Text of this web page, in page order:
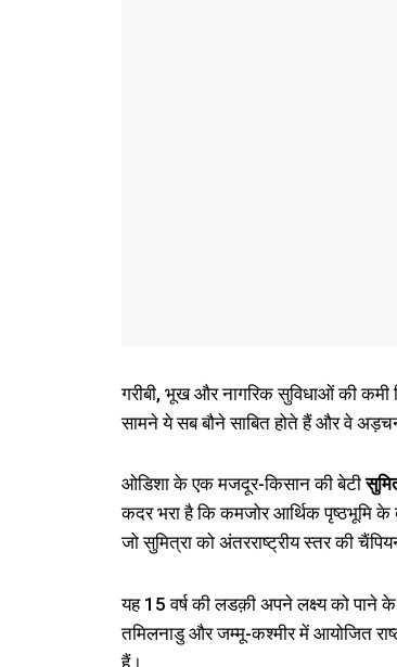
गरीबी, भूख और नागरिक सुविधाओं की कमी
सामने ये सब बौने साबित होते हैं और वे
ओडिशा के एक मजदूर-किसान की बेटी
कदर भरा है कि कमजोर आर्थिक पृष्ठभूमि
जो सुमित्रा को अंतरराष्ट्रीय स्तर की
यह 15 वर्ष की लडक़ी अपने लक्ष्य को
तमिलनाडु और जम्मू-कश्मीर में आयोजित